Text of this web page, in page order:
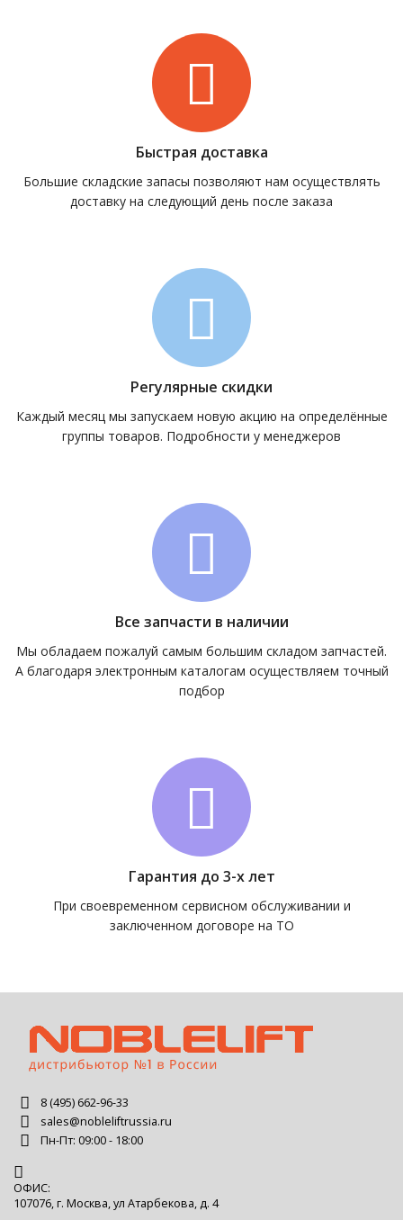
Быстрая доставка
Большие складские запасы позволяют нам осуществлять
доставку на следующий день после заказа
Регулярные скидки
Каждый месяц мы запускаем новую акцию на определённые
группы товаров. Подробности у менеджеров
Все запчасти в наличии
Мы обладаем пожалуй самым большим складом запчастей.
А благодаря электронным каталогам осуществляем точный
подбор
Гарантия до 3-х лет
При своевременном сервисном обслуживании и
заключенном договоре на ТО
8 (495) 662-96-33
sales@nobleliftrussia.ru
Пн-Пт: 09:00 - 18:00
ОФИС:
107076, г. Москва, ул Атарбекова, д. 4